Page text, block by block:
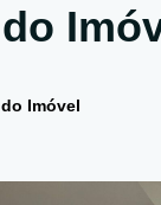
Imóvel